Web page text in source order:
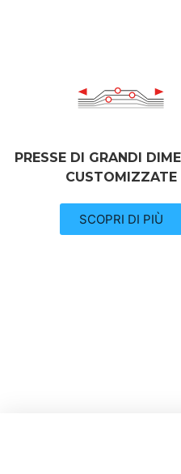
PRESSE DI GRANDI
CUSTOMIZZATE
SCOPRI DI PIÙ